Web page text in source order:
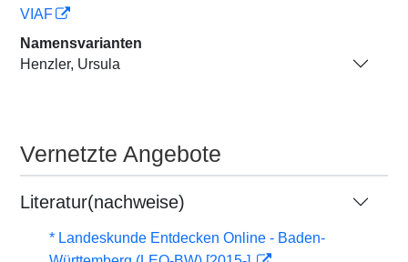
VIAF
Namensvarianten
Henzler, Ursula
Vernetzte Angebote
Literatur(nachweise)
* Landeskunde Entdecken Online - Baden-